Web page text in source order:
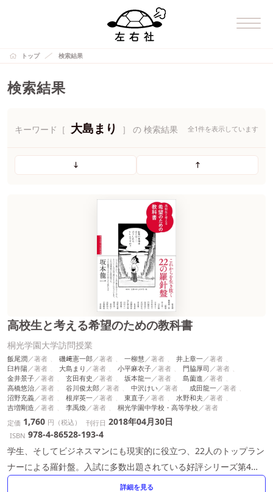
トップ 検索結果
検索結果
キーワード［ 大島まり ］ の 検索結果 全1件を表示しています
高校生と考える希望のための教科書
桐光学園大学訪問授業
飯尾潤 磯﨑憲一郎 一柳慧
井上章一
臼杵陽
大島まり 小平麻衣子
門脇厚司
金井景子
玄田有史 坂本龍一
島薗進
高橋悠治
谷川俊太郎 中沢けい
成田龍一
沼野充義
根岸英一 東直子
水野和夫
吉増剛造
李禹煥
桐光学園中学校・高等学校
定価 1,760 円（税込） 刊行日 2018年04月30日
ISBN 978-4-86528-193-4
学生、そしてビジネスマンにも現実的に役立つ、22人のトップラン
ナーによる羅針盤。入試に多数出題されている好評シリーズ第4
詳細を見る